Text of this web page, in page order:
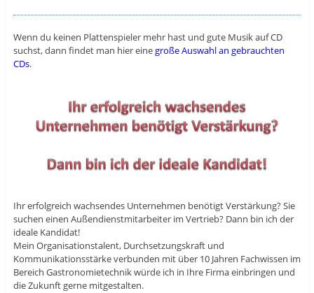
Wenn du keinen Plattenspieler mehr hast und gute Musik auf CD
suchst, dann findet man hier einegroße Auswahl an gebrauchten
CDs.
Ihr erfolgreich wachsendes Unternehmen benötigt Verstärkung? Sie
suchen einen Außendienstmitarbeiter im Vertrieb? Dann bin ich der
ideale Kandidat!
Mein Organisationstalent, Durchsetzungskraft und
Kommunikationsstärke verbunden mit über 10 Jahren Fachwissen im
Bereich Gastronomietechnik würde ich in Ihre Firma einbringen und
die Zukunft gerne mitgestalten.